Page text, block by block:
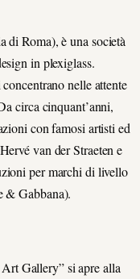
di Roma), è una società
in plexiglass.
nelle attente
circa cinquant’anni,
con famosi artisti ed
van der Straeten e
per marchi di livello
& Gabbana).
Gallery” si apre alla